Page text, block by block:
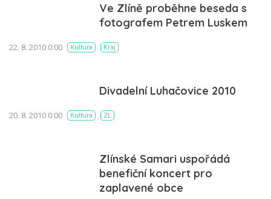
Ve Zlíně proběhne beseda s
fotografem Petrem Luskem
22. 8. 2010 0:00 Kultura Kraj
Divadelní Luhačovice 2010
20. 8. 2010 0:00 Kultura ZL
Zlínské Samari uspořádá
benefiční koncert pro
zaplavené obce